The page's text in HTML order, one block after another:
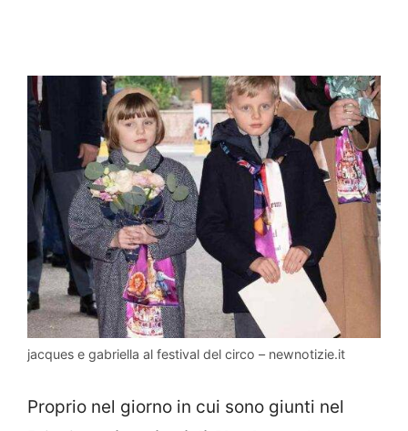
jacques e gabriella al festival del circo – newnotizie.it
Proprio nel giorno in cui sono giunti nel